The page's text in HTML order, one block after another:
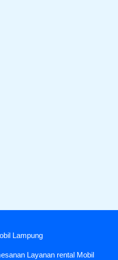
Lampung
Layanan rental Mobil